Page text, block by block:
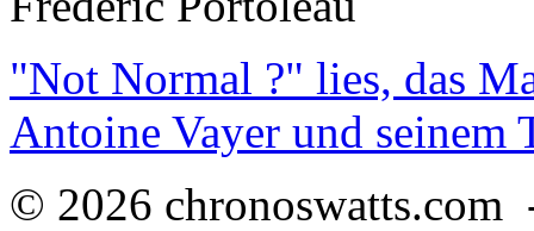
"Not Normal ?" lies, das
Antoine Vayer und seinem
© 2026